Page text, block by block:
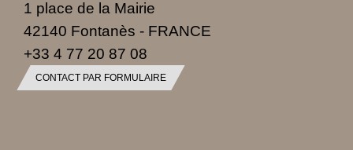
1 place de la Mairie
42140 Fontanès - FRANCE
+33 4 77 20 87 08
CONTACT PAR FORMULAIRE